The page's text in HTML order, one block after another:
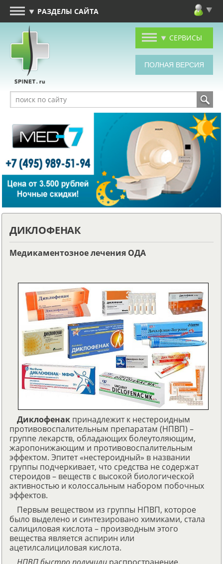
РАЗДЕЛЫ САЙТА
СЕРВИСЫ
ДИКЛОФЕНАК
Медикаментозное лечения ОДА
Диклофенак принадлежит к нестероидным
противовоспалительным препаратам (НПВП) –
группе лекарств, обладающих болеутоляющим,
жаропонижающим и противовоспалительным
эффектом. Эпитет «нестероидный» в названии
группы подчеркивает, что средства не содержат
стероидов – веществ с высокой биологической
активностью и колоссальным набором побочных
эффектов.
Первым веществом из группы НПВП, которое
было выделено и синтезировано химиками, стала
салициловая кислота – производным этого
вещества является аспирин или
ацетилсалициловая кислота.